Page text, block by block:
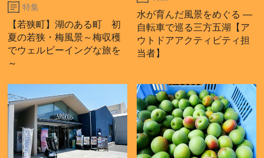
特集
【若狭町】湖のある町 初
夏の若狭・梅風景～梅収穫
でウェルビーイングな旅を
～
水が育んだ風景をめぐる ―
自転車で巡る三方五湖【ア
ウトドアアクティビティ担
当者】